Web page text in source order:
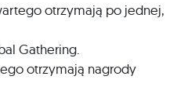
otrzymają po jednej,
Gathering.
otrzymają nagrody